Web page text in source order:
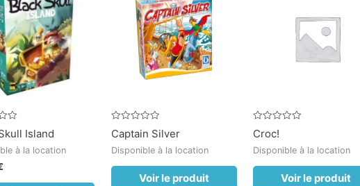
Island
à la location
Note
0
sur
5
Captain Silver
Disponible à la location
Voir le produit
Note
0
sur
5
Croc!
Disponible à la location
Voir le produit